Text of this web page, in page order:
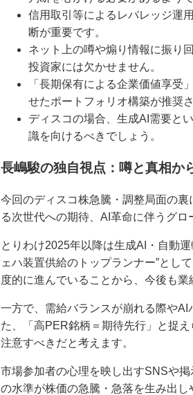
信用取引等によるレバレッジ運
断が重要です。
ネット上の噂や煽り情報に振り
投資家には欠かせません。
「長期保有による企業価値享受
せたポートフォリオ構築が推奨
ディスコの場合、生成AI需要と
識を向けるべきでしょう。
長嶋駿の独自視点：噂と真相か
今回のディスコ株急騰・調整局面の
る次世代への期待、AI革命に伴うグロ
とりわけ2025年以降は生成AI・自動
ェハ装置供給のトップランナー”とし
度的に進んでいることから、今後も業
一方で、需給バランスが崩れる際や
た、「高PER銘柄＝期待先行」と捉
注意すべきだと考えます。
市場参加者の心理を映し出すSNSや
の水準が株価の急騰・急落を生み出し